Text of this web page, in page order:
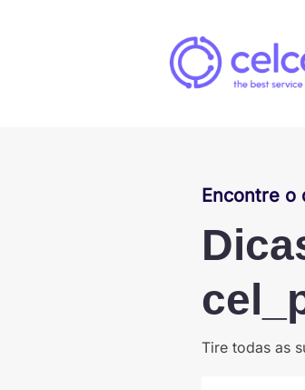
Encontre o
Tire todas as